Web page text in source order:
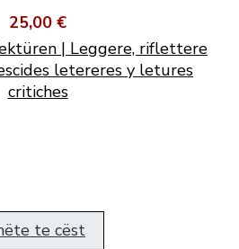
25,00 €
| Leggere, riflettere
letereres y letures
critiches
te cëst